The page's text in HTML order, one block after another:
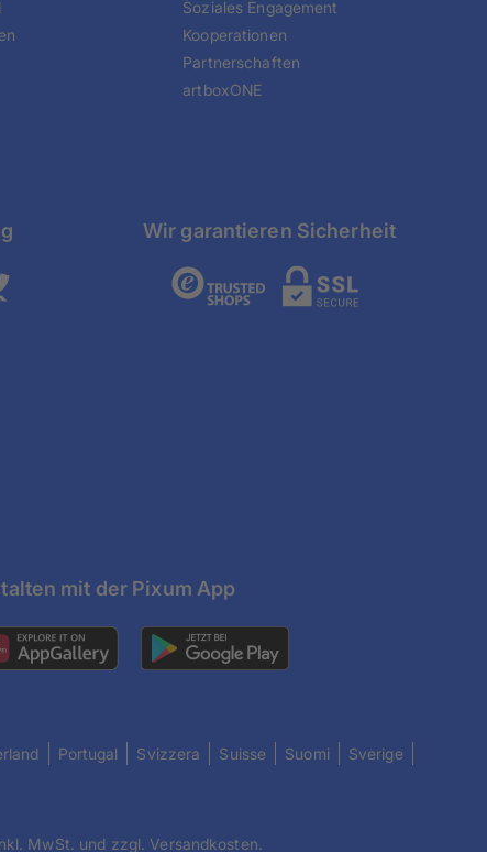
Soziales Engagement
Kooperationen
Partnerschaften
artboxONE
Wir garantieren Sicherheit
mit der Pixum App
Portugal Svizzera Suisse Suomi
Sverige
MwSt. und zzgl. Versandkosten.